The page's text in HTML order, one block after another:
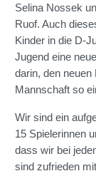
Selina Nossek
Ruof. Auch
Kinder in die D-
Jugend eine
darin, den neuen
Mannschaft so
Wir sind ein
15 Spielerinnen
dass wir bei
sind zufrieden